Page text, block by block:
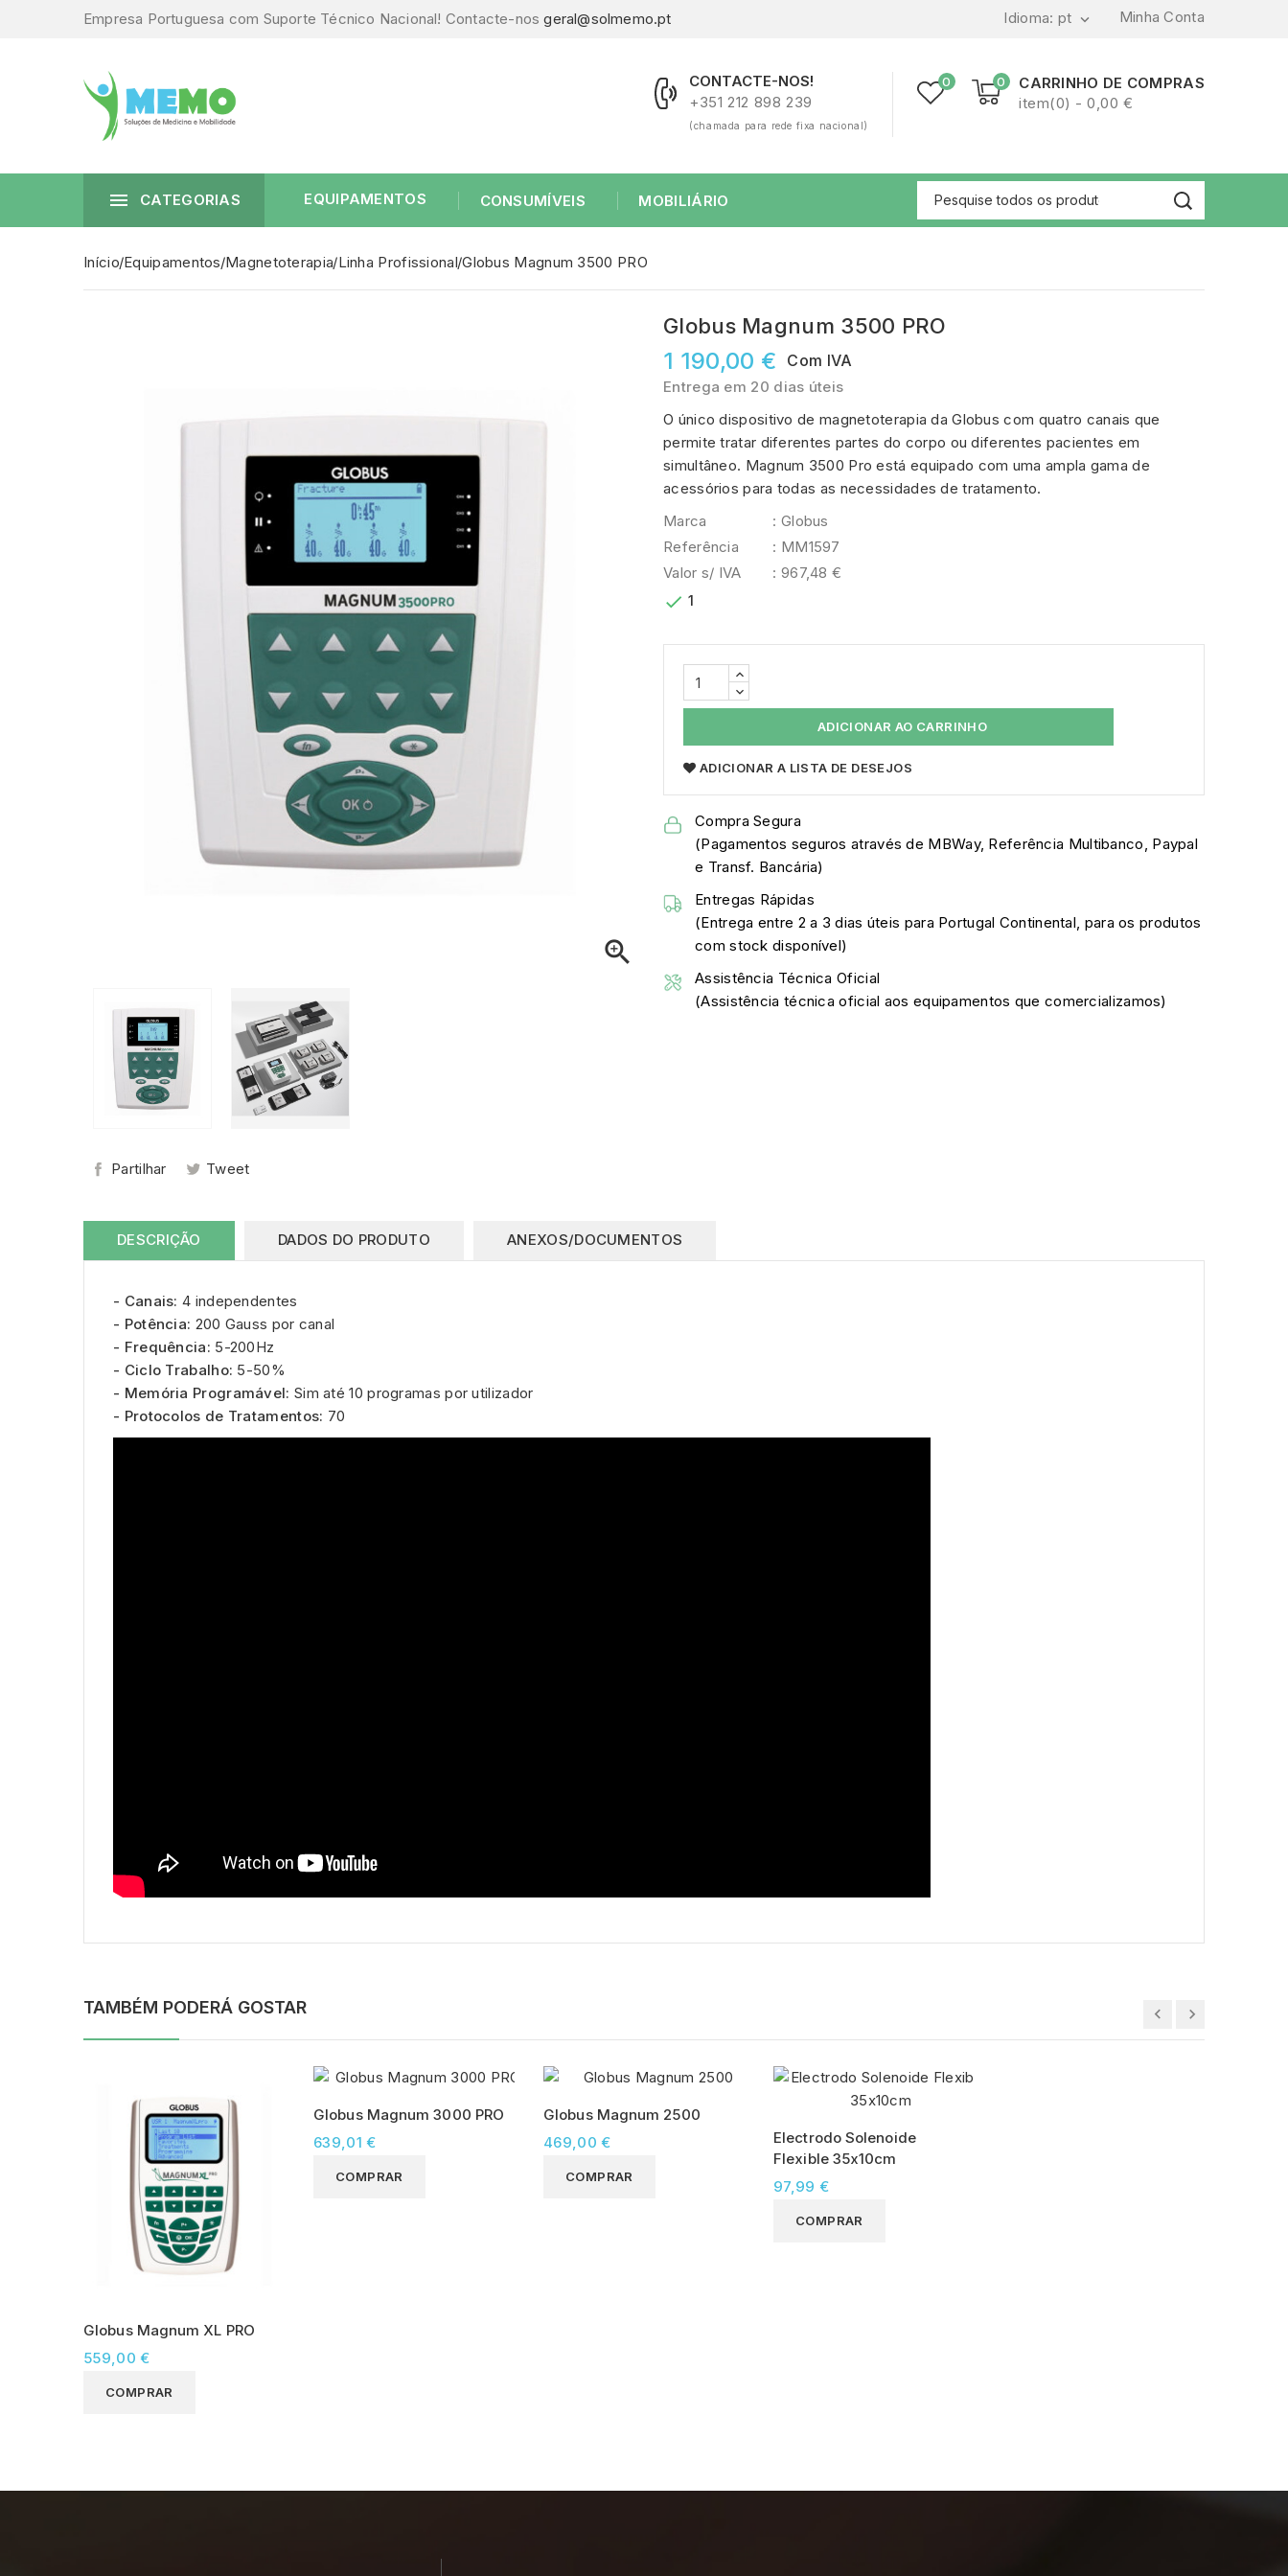
Empresa Portuguesa com Suporte Técnico Nacional! Contacte-nosgeral@solmemo.pt Minha Conta
Idioma: pt 
0
CARRINHO DE COMPRAS
item(0) - 0,00 €
0
CONTACTE-NOS!
+351 212 898 239
(chamada para rede fixa nacional)
 CATEGORIAS EQUIPAMENTOS CONSUMÍVEIS MOBILIÁRIO
Início Equipamentos Magnetoterapia Linha Profissional Globus Magnum 3500 PRO

Partilhar Tweet
Globus Magnum 3500 PRO
1 190,00 € Com IVA
Entrega em 20 dias úteis
O único dispositivo de magnetoterapia da Globus com quatro canais que
permite tratar diferentes partes do corpo ou diferentes pacientes em
simultâneo. Magnum 3500 Pro está equipado com uma ampla gama de
acessórios para todas as necessidades de tratamento.
Marca
: Globus
Referência
: MM1597
Valor s/ IVA
: 967,48 €
 1
ADICIONAR AO CARRINHO
ADICIONAR A LISTA DE DESEJOS
Compra Segura
(Pagamentos seguros através de MBWay, Referência Multibanco, Paypal
e Transf. Bancária)
Entregas Rápidas
(Entrega entre 2 a 3 dias úteis para Portugal Continental, para os produtos
com stock disponível)
Assistência Técnica Oficial
(Assistência técnica oficial aos equipamentos que comercializamos)
DESCRIÇÃO DADOS DO PRODUTO ANEXOS/DOCUMENTOS
- Canais: 4 independentes
- Potência: 200 Gauss por canal
- Frequência: 5-200Hz
- Ciclo Trabalho: 5-50%
- Memória Programável: Sim até 10 programas por utilizador
- Protocolos de Tratamentos: 70
TAMBÉM PODERÁ GOSTAR
Globus Magnum XL PRO
559,00 €
COMPRAR
Globus Magnum 3000 PRO
639,01 €
COMPRAR
Globus Magnum 2500
469,00 €
COMPRAR
Electrodo Solenoide
Flexible 35x10cm
97,99 €
COMPRAR